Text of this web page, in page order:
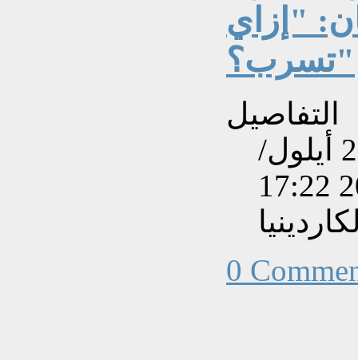
"إزاي
تسرب؟"
التفاصيل
تم إنشاءه بتاريخ الثلاثاء, 20 أيلول/
0